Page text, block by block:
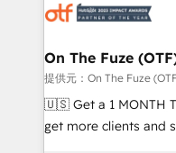
results, fast. ⚙️CRM & RevOps: Align all Hubs to your
🎯Demand Gen &
ABM, AEO, SEO, &
Web Design: Build
UX, messaging, &
On The Fuze
提供元：On The Fuze
🇺🇸 Get a 1 MONTH TRIAL 🇺🇸
get more clients and